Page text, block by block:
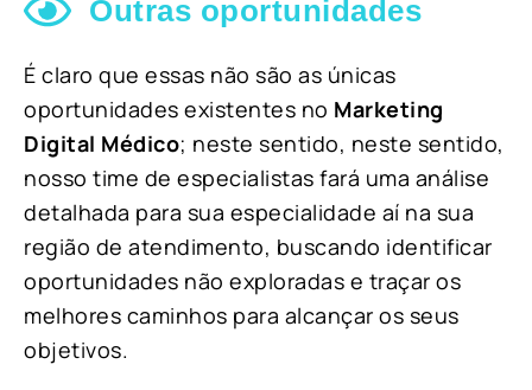
Outras oportunidades
É claro que essas não são as únicas
oportunidades existentes no Marketing
Digital Médico; neste sentido, neste sentido,
nosso time de especialistas fará uma análise
detalhada para sua especialidade aí na sua
região de atendimento, buscando identificar
oportunidades não exploradas e traçar os
melhores caminhos para alcançar os seus
objetivos.